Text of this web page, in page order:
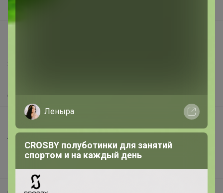
Вакансии
Защита покупателя
О нас
Все предложения
Анонсы
Новости
Поддержка альпак
Леныра
CROSBY полуботинки для занятий
спортом и на каждый день